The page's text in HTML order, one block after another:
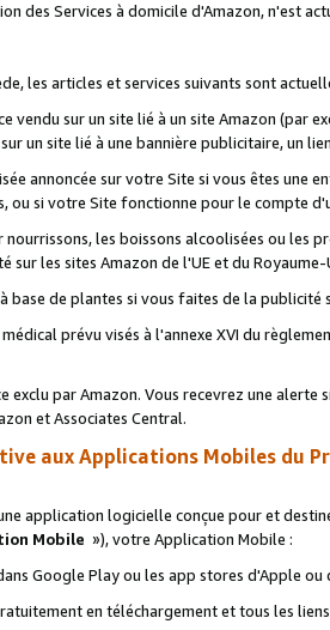
des Services à domicile d'Amazon, n'est
les articles et services suivants sont
vendu sur un site lié à un site Amazon (par
un site lié à une bannière publicitaire, un
annoncée sur votre Site si vous êtes une
ou si votre Site fonctionne pour le compte
les boissons alcoolisées ou les
sur les sites Amazon de l'UE et du Royaume-
base de plantes si vous faites de la publicité
prévu visés à l'annexe XVI du
par Amazon. Vous recevrez une alerte
et Associates Central.
aux Applications Mobiles du
application logicielle conçue pour et
Mobile »), votre Application Mobile :
Google Play ou les app stores d'Apple ou
en téléchargement et tous les